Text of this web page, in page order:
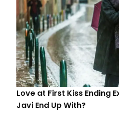
Love at First Kiss Ending
Javi End Up With?